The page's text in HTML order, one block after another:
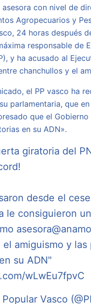
asesora con nivel de
Agropecuarios y
24 horas después
responsable de
y ha acusado al
chanchullos y el
el PP vasco ha
parlamentaria, que
que el
en su ADN».
giratoria del
desde el
le consiguieron
asesora
el amiguismo y las
su ADN"
wLwEu7fpvC
Vasco